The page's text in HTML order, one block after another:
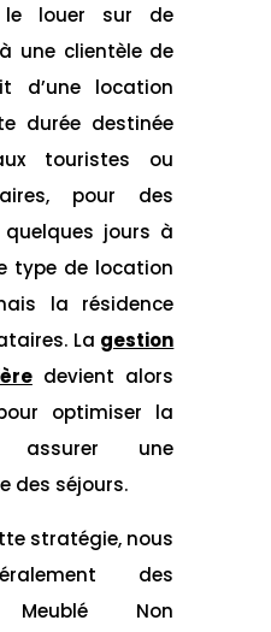
le louer sur de
une clientèle de
d’une location
durée destinée
touristes ou
pour des
jours à
type de location
la résidence
La gestion
devient alors
optimiser la
assurer une
des séjours.
stratégie, nous
des
Non